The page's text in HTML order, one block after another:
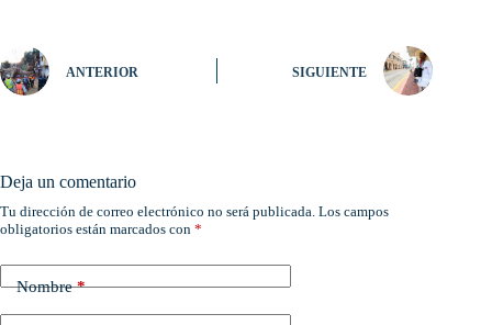
ANTERIOR SIGUIENTE
Deja un comentario
Tu dirección de correo electrónico no será publicada. Los campos
obligatorios están marcados con *
Nombre*